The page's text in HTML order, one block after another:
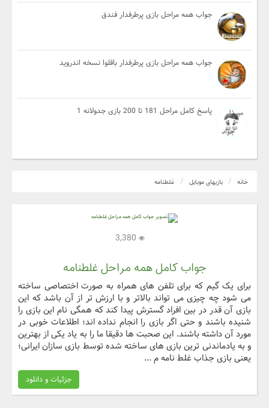
جواب همه مراحل بازی پرطرفدار فندق
جواب همه مراحل بازی پرطرفدار باقلوا نسخه اندروید
پاسخ کامل مراحل 181 تا 200 بازی جدولانه 1
خانه بازیهای موبایل غلطنامه
جواب کامل همه مراحل غلطنامه
برای یک گیم که برای تلفن های همراه به صورت اختصاصی ساخته
می شود چه چیزی می تواند بالاتر و با ارزش تر از آن باشد که این
بازی آن قدر در بین افراد گسترش پیدا کند که همگی نام این بازی را
شنیده باشند و حتی اگر بازی را انجام نداده اند؛ اطلاعات خوبی در
مورد آن داشته باشند. این صحبت ها دقیقا ما را به یاد یکی از بهترین
و به یادماندنی ترین بازی های ساخته شده توسط بازی سازان ایرانی؛
یعنی بازی جذاب غلط نامه م ...
جزئیات و دانلود